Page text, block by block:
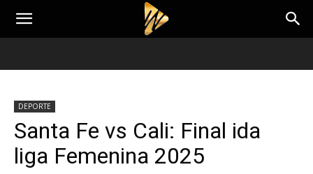
DEPORTE
Santa Fe vs Cali: Final ida
liga Femenina 2025